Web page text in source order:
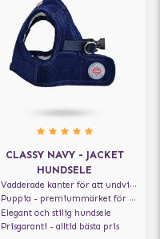
CLASSY NAVY - JACKET
HUNDSELE
Vadderade kanter för att undvika skav
Puppia - premiummärket för hundselar
Elegant och stilig hundsele
Prisgaranti - alltid bästa pris